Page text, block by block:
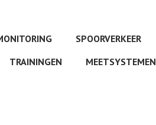
SPOORVERKEER
TRAININGEN MEETSYSTEMEN